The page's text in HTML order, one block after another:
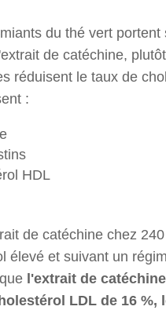
du thé vert portent
de catéchine,
réduisent le taux de
:
HDL
de catéchine chez 240
élevé et suivant un
l'extrait de catéchine
LDL de 16 %,